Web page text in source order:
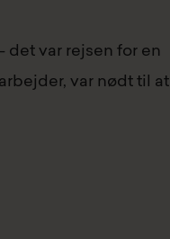
det var rejsen for en
var nødt til at